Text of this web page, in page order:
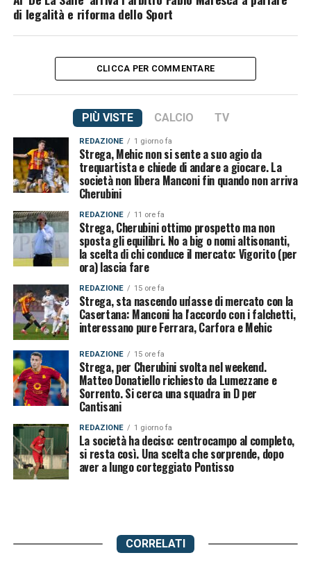
di legalità e riforma dello Sport
CLICCA PER COMMENTARE
PIÙ VISTE CALCIO TV
REDAZIONE 1 giorno fa
Strega, Mehic non si sente a suo agio da
trequartista e chiede di andare a giocare. La
società non libera Manconi fin quando non arriva
Cherubini
REDAZIONE 11 ore fa
Strega, Cherubini ottimo prospetto ma non
sposta gli equilibri. No a big o nomi altisonanti,
la scelta di chi conduce il mercato: Vigorito (per
ora) lascia fare
REDAZIONE 15 ore fa
Strega, sta nascendo un'asse di mercato con la
Casertana: Manconi ha l'accordo con i falchetti,
interessano pure Ferrara, Carfora e Mehic
REDAZIONE 15 ore fa
Strega, per Cherubini svolta nel weekend.
Matteo Donatiello richiesto da Lumezzane e
Sorrento. Si cerca una squadra in D per
Cantisani
REDAZIONE 1 giorno fa
La società ha deciso: centrocampo al completo,
si resta così. Una scelta che sorprende, dopo
aver a lungo corteggiato Pontisso
CORRELATI